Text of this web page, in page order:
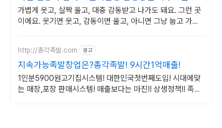
링타임
가볍게 웃고, 살짝 울고, 대충 감동받고 나가도 돼요. 그런 곳
이에요. 웃기면 웃고, 감동이면 울고, 아니면 그냥 눕고 가세
http://총각족발.com 광고
지속가능족발창업은?총각족발! 9시간1억매출!
1인분5900원고기집시스템! 대한민국첫번째도입! 시대에맞
는 매장,포장 판매시스템! 매출보다는 마진!! 상생정책!! 족발